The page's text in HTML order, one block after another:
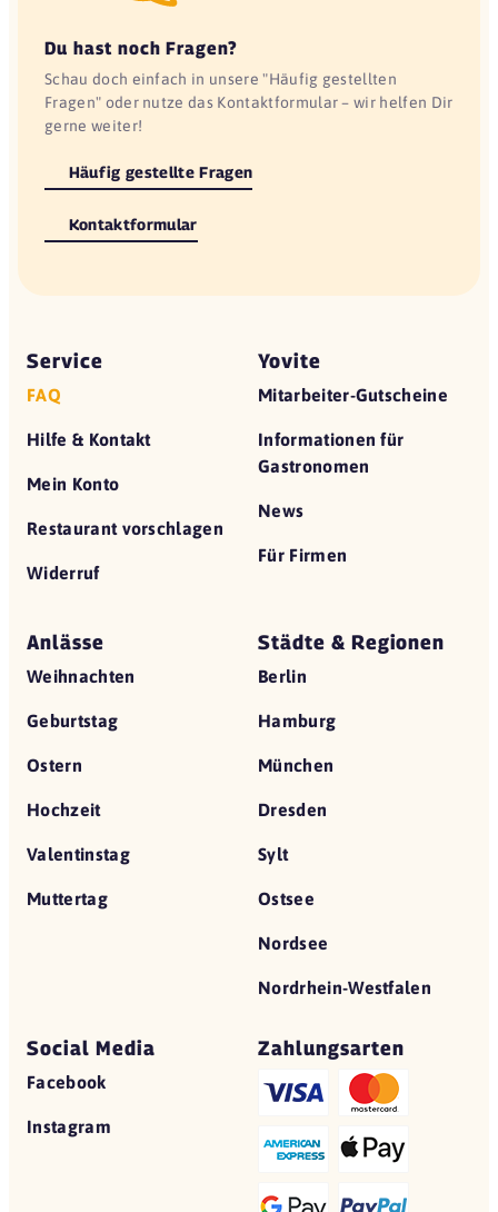
Du hast noch Fragen?
Schau doch einfach in unsere "Häufig gestellten
Fragen" oder nutze das Kontaktformular – wir helfen Dir
gerne weiter!
Häufig gestellte Fragen
Kontaktformular
Service
FAQ
Hilfe & Kontakt
Mein Konto
Restaurant vorschlagen
Widerruf
Yovite
Mitarbeiter-Gutscheine
Informationen für
Gastronomen
News
Für Firmen
Anlässe
Weihnachten
Geburtstag
Ostern
Hochzeit
Valentinstag
Muttertag
Städte & Regionen
Berlin
Hamburg
München
Dresden
Sylt
Ostsee
Nordsee
Nordrhein-Westfalen
Social Media
Facebook
Instagram
Zahlungsarten